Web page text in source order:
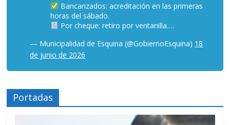
Bancarizados: acreditación en las primeras
horas del sábado.
Por cheque: retiro por ventanilla.…
— Municipalidad de Esquina (@GobiernoEsquina) 18
de junio de 2026
Portadas